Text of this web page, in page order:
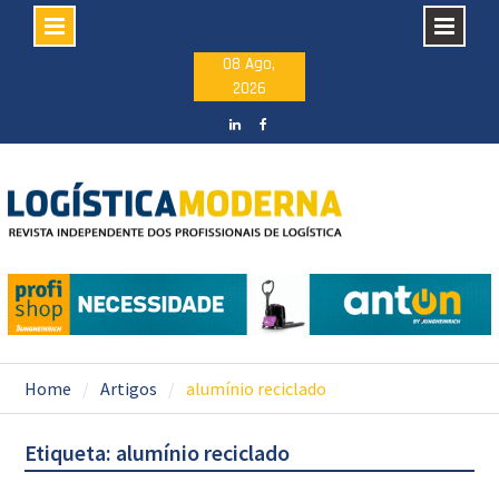
08 Ago,
2026
Home Artigos alumínio reciclado
Etiqueta: alumínio reciclado